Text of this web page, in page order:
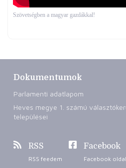
Szövetségben a magyar gazdákkal!
Dokumentumok
Parlamenti adatlapom
Heves megye 1. számú
települései
RSS
RSS feedem
Facebook
Facebook